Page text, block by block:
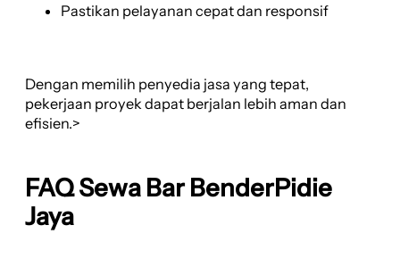
Pastikan pelayanan cepat dan responsif
Dengan memilih penyedia jasa yang tepat,
pekerjaan proyek dapat berjalan lebih aman dan
efisien.>
FAQ Sewa Bar BenderPidie
Jaya